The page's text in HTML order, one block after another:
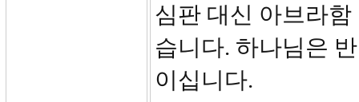
심판 대신 아브라
습니다. 하나님은
이십니다.